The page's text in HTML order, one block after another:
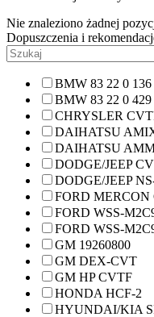
Nie znaleziono żadnej
Dopuszczenia i
BMW 83 22 0
BMW 83 22 0
CHRYSLER
DAIHATSU
DAIHATSU
DODGE/JEEP
DODGE/JEEP
FORD MERCON
FORD WSS-
FORD WSS-
GM 19260800
GM DEX-CVT
GM HP CVTF
HONDA HCF-2
HYUNDAI/KIA